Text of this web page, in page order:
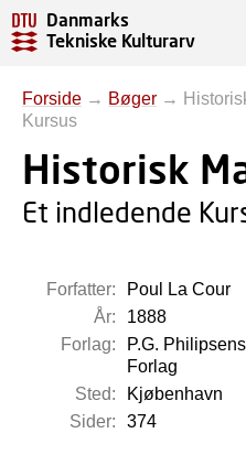
Danmarks
Tekniske Kulturarv
Forside → Bøger →
Kursus
Historisk
Et indledende
Forfatter:
Poul La Cour
År:
1888
Forlag:
P.G. Philipsens
Forlag
Sted:
Kjøbenhavn
Sider:
374